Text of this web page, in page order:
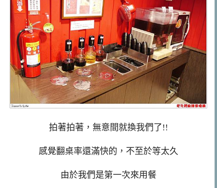
拍著拍著，無意間就換我們了!!
感覺翻桌率還滿快的，不至於等太久
由於我們是第一次來用餐